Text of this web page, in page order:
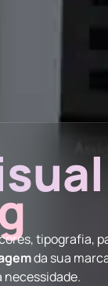
tipografia,
da sua
necessidade.